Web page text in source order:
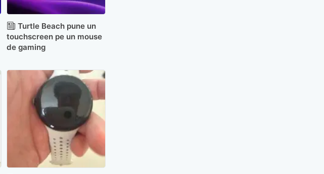
Turtle Beach pune un
touchscreen pe un mouse
de gaming